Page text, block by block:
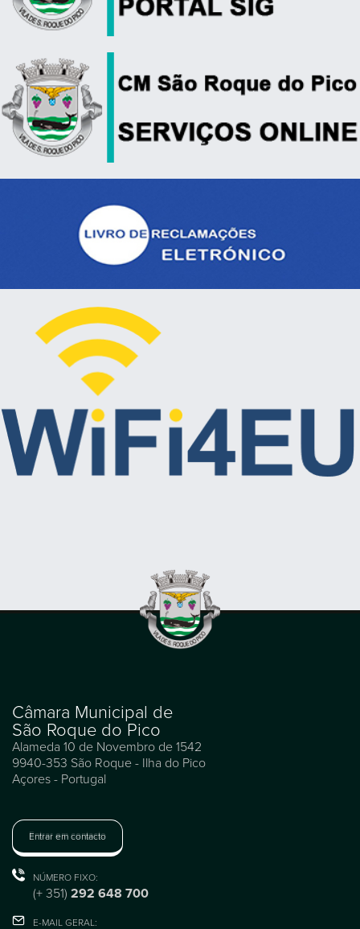
Câmara Municipal de
São Roque do Pico
Alameda 10 de Novembro de 1542
9940-353 São Roque - Ilha do Pico
Açores - Portugal
Entrar em contacto
NÚMERO FIXO:
(+ 351) 292 648 700
E-MAIL GERAL: